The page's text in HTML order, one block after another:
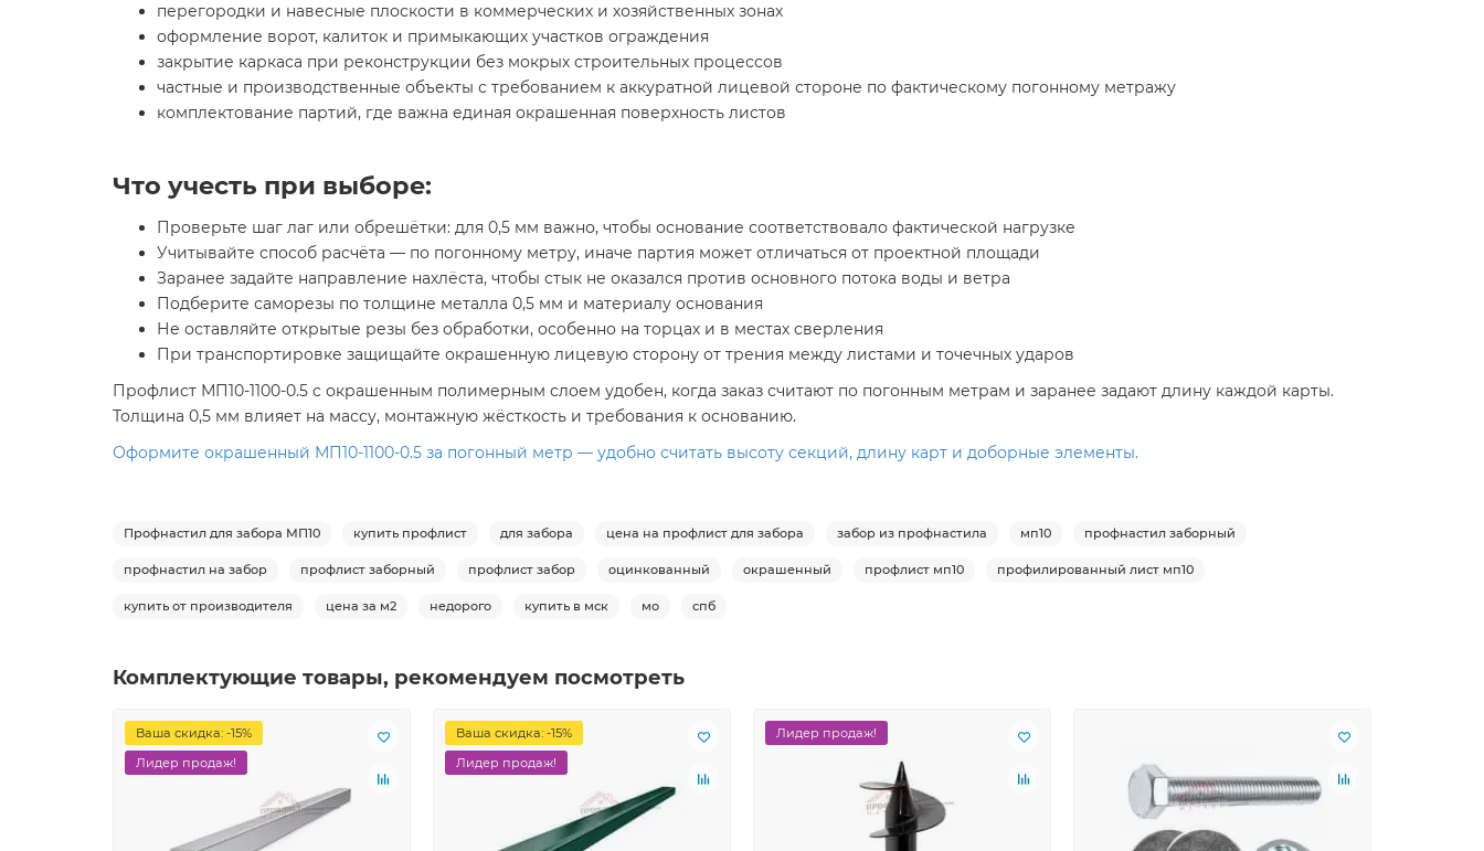
перегородки и навесные плоскости в коммерческих и хозяйственных зонах
оформление ворот, калиток и примыкающих участков ограждения
закрытие каркаса при реконструкции без мокрых строительных процессов
частные и производственные объекты с требованием к аккуратной лицевой стороне по фактическому погонному метражу
комплектование партий, где важна единая окрашенная поверхность листов
Что учесть при выборе:
Проверьте шаг лаг или обрешётки: для 0,5 мм важно, чтобы основание соответствовало фактической нагрузке
Учитывайте способ расчёта — по погонному метру, иначе партия может отличаться от проектной площади
Заранее задайте направление нахлёста, чтобы стык не оказался против основного потока воды и ветра
Подберите саморезы по толщине металла 0,5 мм и материалу основания
Не оставляйте открытые резы без обработки, особенно на торцах и в местах сверления
При транспортировке защищайте окрашенную лицевую сторону от трения между листами и точечных ударов
Профлист МП10-1100-0.5 с окрашенным полимерным слоем удобен, когда заказ считают по погонным метрам и заранее задают длину каждой карты.
Толщина 0,5 мм влияет на массу, монтажную жёсткость и требования к основанию.
Оформите окрашенный МП10-1100-0.5 за погонный метр — удобно считать высоту секций, длину карт и доборные элементы.
Профнастил для забора МП10 купить профлист для забора цена на профлист для забора забор из профнастила мп10 профнастил заборный
профнастил на забор профлист заборный профлист забор оцинкованный окрашенный профлист мп10 профилированный лист мп10
купить от производителя цена за м2 недорого купить в мск мо спб
Комплектующие товары, рекомендуем посмотреть
Ваша скидка: -15%
Лидер продаж!
Ваша скидка: -15%
Лидер продаж!
Лидер продаж!